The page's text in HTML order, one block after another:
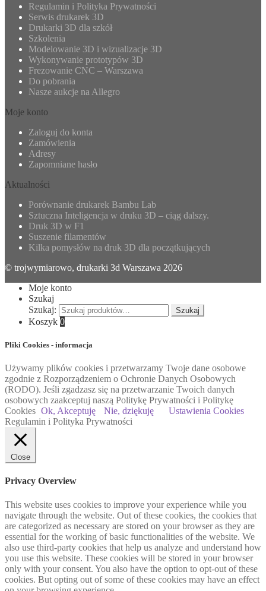
Regulamin i Polityka Prywatności
Serwis drukarek 3D
Drukarki 3D dla szkół
Szkolenia
Modelowanie 3D i wizualizacje 3D
Wykonywanie prototypów 3D
Frezowanie CNC – Warszawa
Do pobrania
Nasze aukcje na Allegro
Moje konto
Zaloguj do konta
Zamówienia
Adresy
Zapomniane hasło
Aktualności
Porównanie drukarek Bambu Lab
Sztuczna Inteligencja w druku 3D – ciąg dalszy.
Druk 3D w F1
Suszenie filamentów
Kilka pomysłów na druk 3D dla początkujących
© trojwymiarowo, drukarki 3d Warszawa 2026
Moje konto
Szukaj
Szukaj:
Szukaj
Koszyk 0
Pliki Cookies - informacja
Używamy plików cookies i przetwarzamy Twoje dane osobowe
zgodnie z Rozporządzeniem o Ochronie Danych Osobowych
(RODO). Jeśli zgadzasz się na przetwarzanie Twoich danych
osobowych zaakceptuj naszą Politykę Prywatności i Politykę
Cookies Ok, Akceptuję Nie, dziękuję
Ustawienia Cookies
Regulamin i Polityka Prywatności
Close
Privacy Overview
This website uses cookies to improve your experience while you
navigate through the website. Out of these cookies, the cookies that
are categorized as necessary are stored on your browser as they are
essential for the working of basic functionalities of the website. We
also use third-party cookies that help us analyze and understand how
you use this website. These cookies will be stored in your browser
only with your consent. You also have the option to opt-out of these
cookies. But opting out of some of these cookies may have an effect